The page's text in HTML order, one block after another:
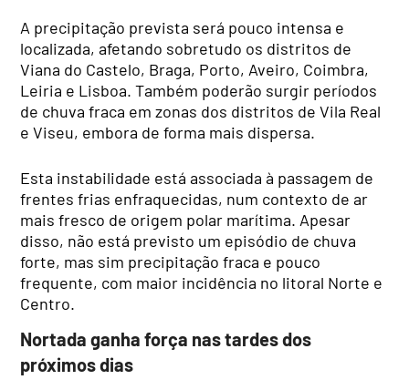
A precipitação prevista será pouco intensa e
localizada, afetando sobretudo os distritos de
Viana do Castelo, Braga, Porto, Aveiro, Coimbra,
Leiria e Lisboa. Também poderão surgir períodos
de chuva fraca em zonas dos distritos de Vila Real
e Viseu, embora de forma mais dispersa.
Esta instabilidade está associada à passagem de
frentes frias enfraquecidas, num contexto de ar
mais fresco de origem polar marítima. Apesar
disso, não está previsto um episódio de chuva
forte, mas sim precipitação fraca e pouco
frequente, com maior incidência no litoral Norte e
Centro.
Nortada ganha força nas tardes dos
próximos dias